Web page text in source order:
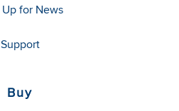
for News
Support
Buy